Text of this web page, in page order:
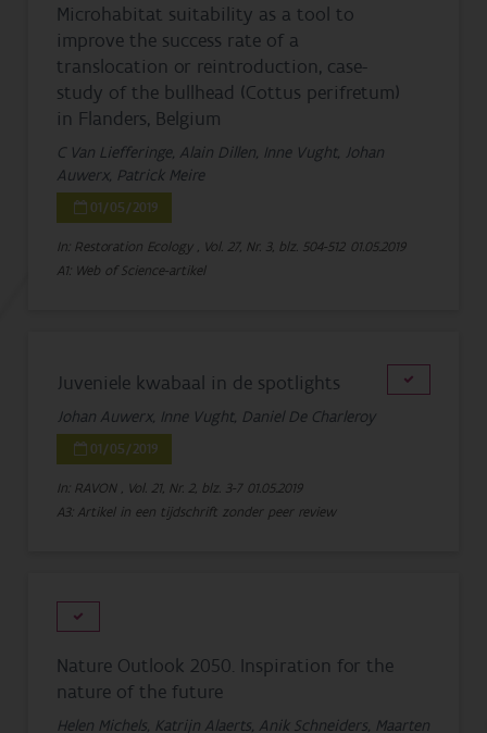
Microhabitat suitability as a tool to
improve the success rate of a
translocation or reintroduction, case-
study of the bullhead (Cottus perifretum)
in Flanders, Belgium
C Van Liefferinge, Alain Dillen, Inne Vught, Johan
Auwerx, Patrick Meire
01/05/2019
In: Restoration Ecology , Vol. 27, Nr. 3, blz. 504-512 01.05.2019
A1: Web of Science-artikel
Juveniele kwabaal in de spotlights
Johan Auwerx, Inne Vught, Daniel De Charleroy
01/05/2019
In: RAVON , Vol. 21, Nr. 2, blz. 3-7 01.05.2019
A3: Artikel in een tijdschrift zonder peer review
Nature Outlook 2050. Inspiration for the
nature of the future
Helen Michels, Katrijn Alaerts, Anik Schneiders, Maarten